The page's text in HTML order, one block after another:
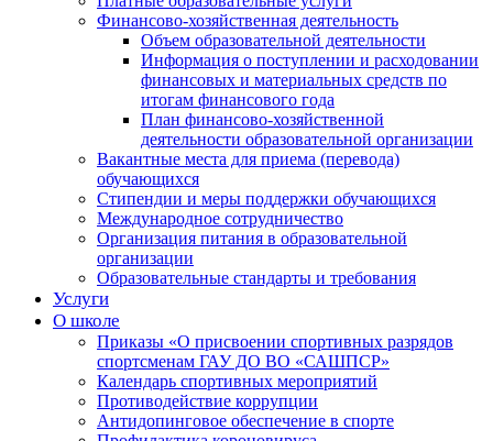
Финансово-хозяйственная деятельность
Объем образовательной деятельности
Информация о поступлении и расходовании
финансовых и материальных средств по
итогам финансового года
План финансово-хозяйственной
деятельности образовательной организации
Вакантные места для приема (перевода)
обучающихся
Стипендии и меры поддержки обучающихся
Международное сотрудничество
Организация питания в образовательной
организации
Образовательные стандарты и требования
Услуги
О школе
Приказы «О присвоении спортивных разрядов
спортсменам ГАУ ДО ВО «САШПСР»
Календарь спортивных мероприятий
Противодействие коррупции
Антидопинговое обеспечение в спорте